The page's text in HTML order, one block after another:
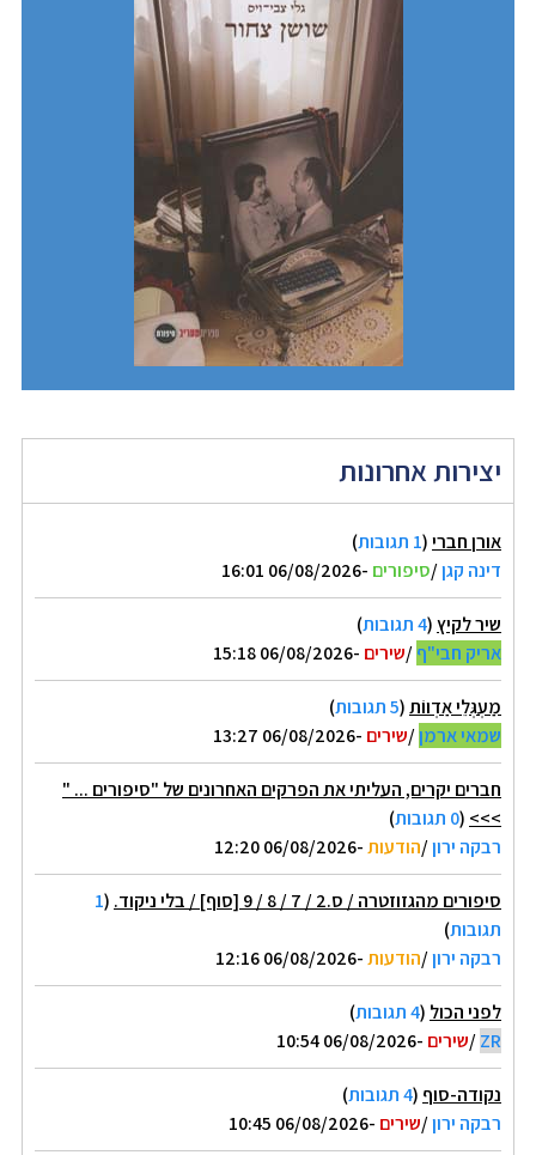
יצירות אחרונות
אורן חברי(1 תגובות
)
דינה קגן/סיפורים -06/08/2026 16:01
שיר לקיץ(4 תגובות
)
אריק חבי"ף/שירים -06/08/2026 15:18
מַעְגְּלֵי אַדְווֹת(5 תגובות
)
שמאי ארמן/שירים -06/08/2026 13:27
חברים יקרים, העליתי את הפרקים האחרונים של "סיפורים ... "
>>>
(0 תגובות
)
רבקה ירון/הודעות-06/08/2026 12:20
סיפורים מהגזוזטרה / ס.2 / 7 / 8 / 9 [סוף] / בלי ניקוד. (
1
תגובות)
רבקה ירון/הודעות-06/08/2026 12:16
לפני הכול (4 תגובות
)
ZR
/שירים -06/08/2026 10:54
נקודה-סוף (4 תגובות
)
רבקה ירון/שירים -06/08/2026 10:45